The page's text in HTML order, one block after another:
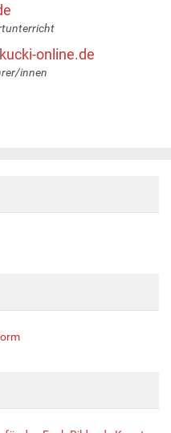
online.de
innen